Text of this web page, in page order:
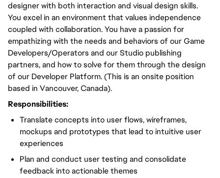
designer with both interaction and visual design skills.
You excel in an environment that values independence
coupled with collaboration. You have a passion for
empathizing with the needs and behaviors of our Game
Developers/Operators and our Studio publishing
partners, and how to solve for them through the design
of our Developer Platform. (This is an onsite position
based in Vancouver, Canada).
Responsibilities:
Translate concepts into user flows, wireframes,
mockups and prototypes that lead to intuitive user
experiences
Plan and conduct user testing and consolidate
feedback into actionable themes